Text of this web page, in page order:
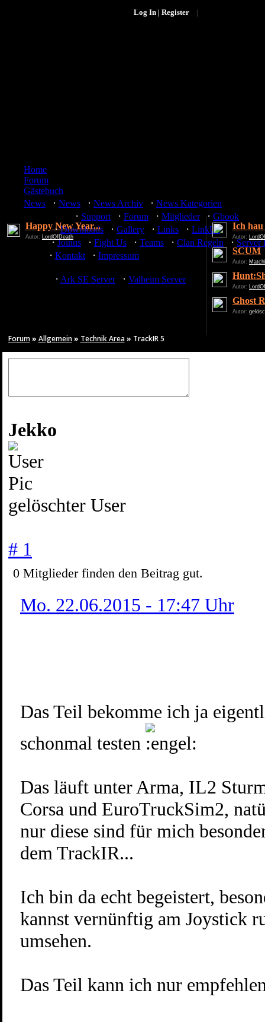
Log In | Register
Home
Forum
Gästebuch
News
· News · News Archiv · News Kategorien
· Support · Forum · Mitglieder · Gbook
Media
· Downloads · Gallery · Links · LinkUs
Team
· Joinus · Fight Us · Teams · Clan Regeln · Server
· Kontakt · Impressum
· Ark SE Server · Valheim Server
Happy New Year...
Autor: LordOfDeath
Ich hau
Autor:
SCUM
Autor:
Autor:
Ghost
Autor:
Forum» Allgemein» Technik Area» TrackIR 5
Jekko
gelöschter User
# 1
0 Mitglieder finden den Beitrag gut.
Mo. 22.06.2015 - 17:47 Uhr
Das Teil bekomme ich ja
schonmal testen
Das läuft unter Arma, IL2
Corsa und EuroTruckSim2,
nur diese sind für mich
dem TrackIR...
Ich bin da echt begeistert,
kannst vernünftig am Joystick
umsehen.
Das Teil kann ich nur